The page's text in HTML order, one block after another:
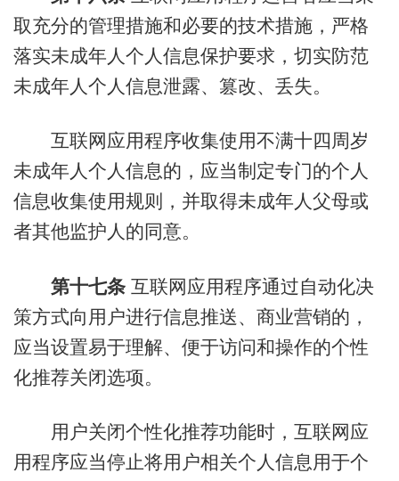
取充分的管理措施和必要的技术措施，严格
落实未成年人个人信息保护要求，切实防范
未成年人个人信息泄露、篡改、丢失。
互联网应用程序收集使用不满十四周岁
未成年人个人信息的，应当制定专门的个人
信息收集使用规则，并取得未成年人父母或
者其他监护人的同意。
第十七条互联网应用程序通过自动化决
策方式向用户进行信息推送、商业营销的，
应当设置易于理解、便于访问和操作的个性
化推荐关闭选项。
用户关闭个性化推荐功能时，互联网应
用程序应当停止将用户相关个人信息用于个